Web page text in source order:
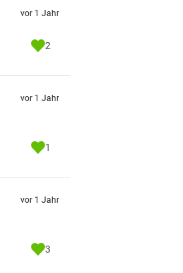
vor 1 Jahr
2
vor 1 Jahr
1
vor 1 Jahr
3